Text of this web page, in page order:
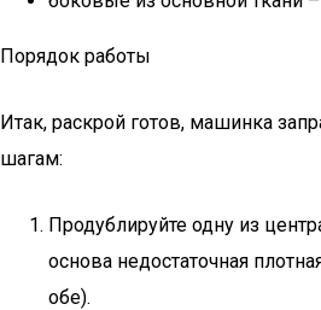
Порядок работы
Итак, раскрой готов, машинка
шагам:
Продублируйте одну из
основа недостаточная
обе).